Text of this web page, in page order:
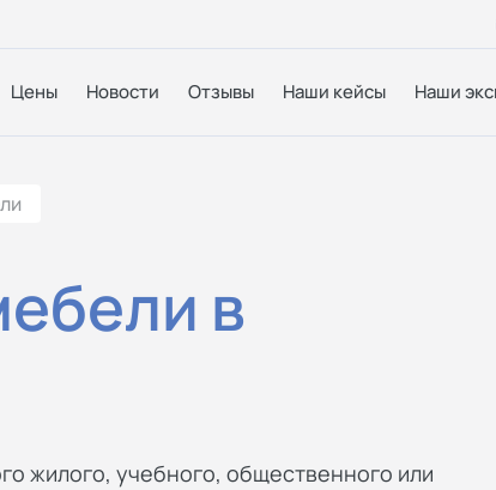
Цены Новости Отзывы Наши кейсы Наши
в
жилого, учебного, общественного или